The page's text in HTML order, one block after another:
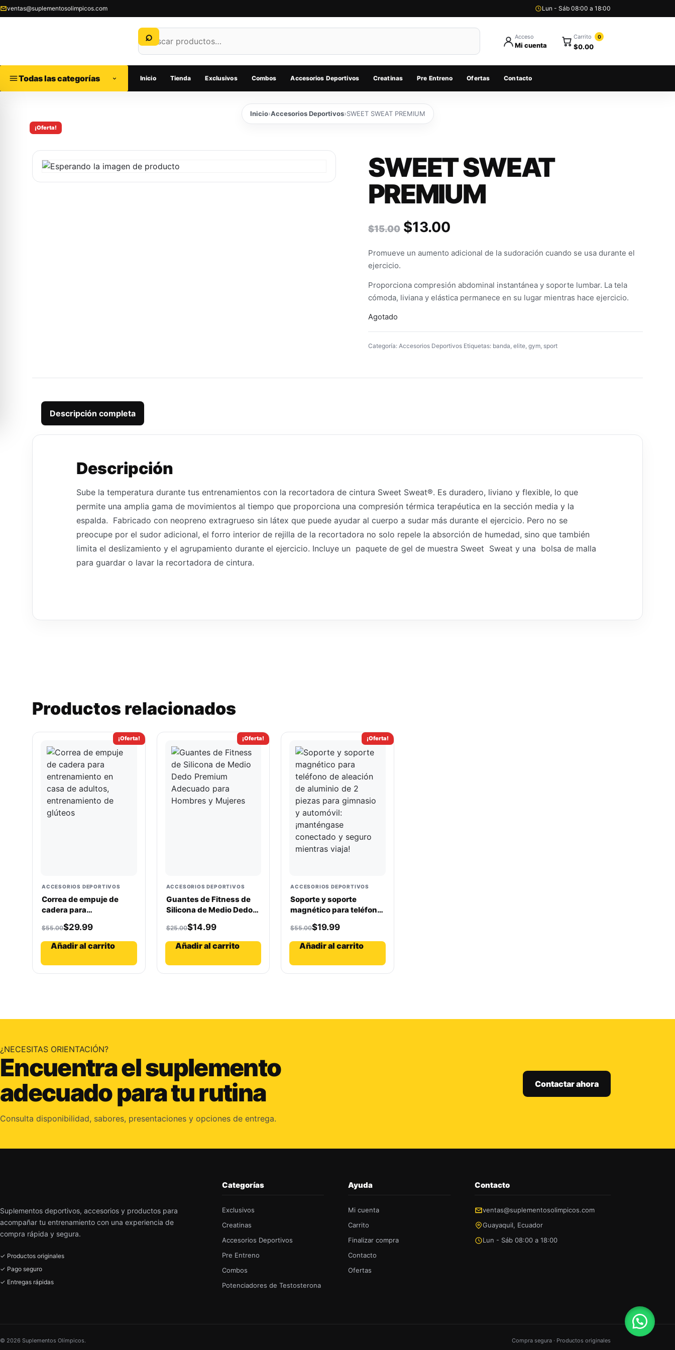
ventas@suplementosolimpicos.com Lun - Sáb 08:00 a 18:00
Acceso
Mi cuenta
Carrito 0
$0.00
Todas las categorías Inicio Tienda Exclusivos Combos Accesorios Deportivos Creatinas Pre Entreno Ofertas Contacto
Inicio›Accesorios Deportivos›SWEET SWEAT PREMIUM
¡Oferta!
SWEET SWEAT
PREMIUM
$15.00 $13.00
Promueve un aumento adicional de la sudoración cuando se usa durante el
ejercicio.
Proporciona compresión abdominal instantánea y soporte lumbar. La tela
cómoda, liviana y elástica permanece en su lugar mientras hace ejercicio.
Agotado
Categoría: Accesorios Deportivos Etiquetas: banda elite, gym, sport
Descripción completa
Descripción
Sube la temperatura durante tus entrenamientos con la recortadora de cintura Sweet Sweat®. Es duradero, liviano y flexible, lo que
permite una amplia gama de movimientos al tiempo que proporciona una compresión térmica terapéutica en la sección media y la
espalda. Fabricado con neopreno extragrueso sin látex que puede ayudar al cuerpo a sudar más durante el ejercicio. Pero no se
preocupe por el sudor adicional, el forro interior de rejilla de la recortadora no solo repele la absorción de humedad, sino que también
limita el deslizamiento y el agrupamiento durante el ejercicio. Incluye un paquete de gel de muestra Sweet Sweat y una bolsa de malla
para guardar o lavar la recortadora de cintura.
Productos relacionados
¡Oferta!
ACCESORIOS DEPORTIVOS
Correa de empuje de
cadera para
de adultos,
entrenamiento de
glúteos
$55.00$29.99
Añadir al carrito
¡Oferta!
ACCESORIOS DEPORTIVOS
Guantes de Fitness de
Silicona de Medio Dedo
Hombres y Mujeres
$25.00$14.99
Añadir al carrito
¡Oferta!
ACCESORIOS DEPORTIVOS
Soporte y soporte
magnético para teléfono
de 2 piezas para
gimnasio y automóvil:
¡manténgase conectado
y seguro mientras viaja!
$55.00$19.99
Añadir al carrito
¿NECESITAS ORIENTACIÓN?
Encuentra el suplemento
adecuado para tu rutina
Consulta disponibilidad, sabores, presentaciones y opciones de entrega.
Contactar ahora
Suplementos deportivos, accesorios y productos para
acompañar tu entrenamiento con una experiencia de
compra rápida y segura.
✓ Productos originales
✓ Pago seguro
✓ Entregas rápidas
Categorías
Exclusivos
Creatinas
Accesorios Deportivos
Pre Entreno
Combos
Potenciadores de Testosterona
Ayuda
Mi cuenta
Carrito
Finalizar compra
Contacto
Ofertas
Contacto
ventas@suplementosolimpicos.com
Guayaquil, Ecuador
Lun - Sáb 08:00 a 18:00
© 2026 Suplementos Olímpicos. Compra segura · Productos originales